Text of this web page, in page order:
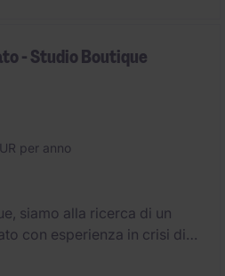
- Studio Boutique
per anno
siamo alla ricerca di un
con esperienza in crisi di